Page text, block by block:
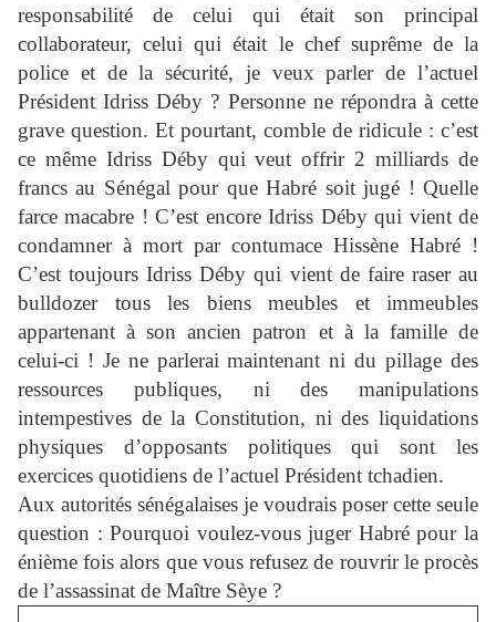
responsabilité de celui qui était son principal
collaborateur, celui qui était le chef suprême de la
police et de la sécurité, je veux parler de l’actuel
Président Idriss Déby ? Personne ne répondra à cette
grave question. Et pourtant, comble de ridicule : c’est
ce même Idriss Déby qui veut offrir 2 milliards de
francs au Sénégal pour que Habré soit jugé ! Quelle
farce macabre ! C’est encore Idriss Déby qui vient de
condamner à mort par contumace Hissène Habré !
C’est toujours Idriss Déby qui vient de faire raser au
bulldozer tous les biens meubles et immeubles
appartenant à son ancien patron et à la famille de
celui-ci ! Je ne parlerai maintenant ni du pillage des
ressources publiques, ni des manipulations
intempestives de la Constitution, ni des liquidations
physiques d’opposants politiques qui sont les
exercices quotidiens de l’actuel Président tchadien.
Aux autorités sénégalaises je voudrais poser cette seule
question : Pourquoi voulez-vous juger Habré pour la
énième fois alors que vous refusez de rouvrir le procès
de l’assassinat de Maître Sèye ?